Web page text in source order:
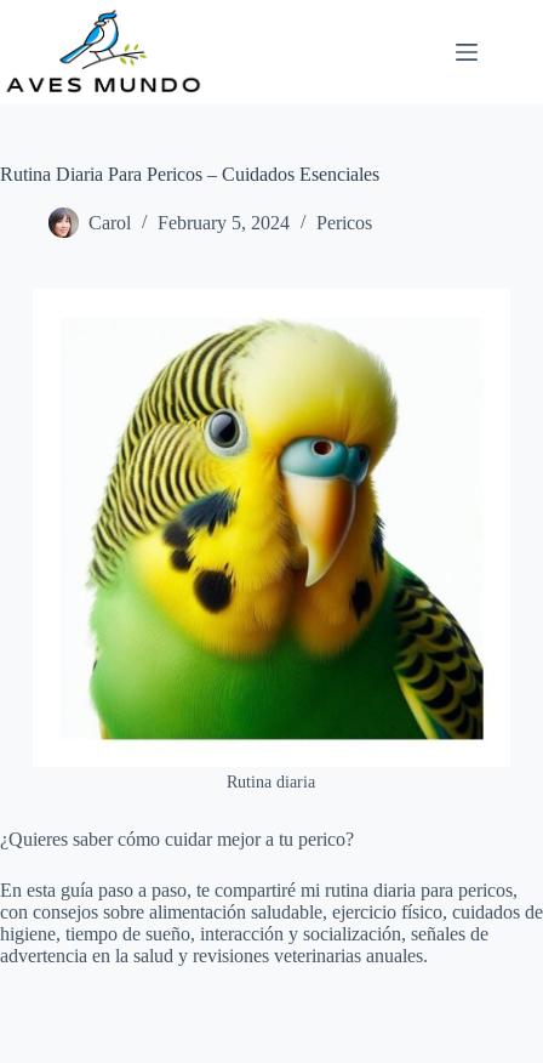
Rutina Diaria Para Pericos – Cuidados Esenciales
Carol February 5, 2024 Pericos
Rutina diaria
¿Quieres saber cómo cuidar mejor a tu perico?
En esta guía paso a paso, te compartiré mi rutina diaria para pericos,
con consejos sobre alimentación saludable, ejercicio físico, cuidados de
higiene, tiempo de sueño, interacción y socialización, señales de
advertencia en la salud y revisiones veterinarias anuales.